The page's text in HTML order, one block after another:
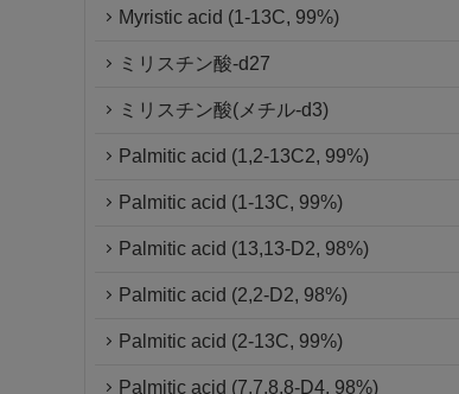
Myristic acid (1-13C, 99%)
ミリスチン酸-d27
ミリスチン酸(メチル-d3)
Palmitic acid (1,2-13C2, 99%)
Palmitic acid (1-13C, 99%)
Palmitic acid (13,13-D2, 98%)
Palmitic acid (2,2-D2, 98%)
Palmitic acid (2-13C, 99%)
Palmitic acid (7,7,8,8-D4, 98%)